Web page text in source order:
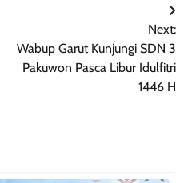
Next:
Wabup Garut Kunjungi SDN 3
Pakuwon Pasca Libur Idulfitri
1446 H